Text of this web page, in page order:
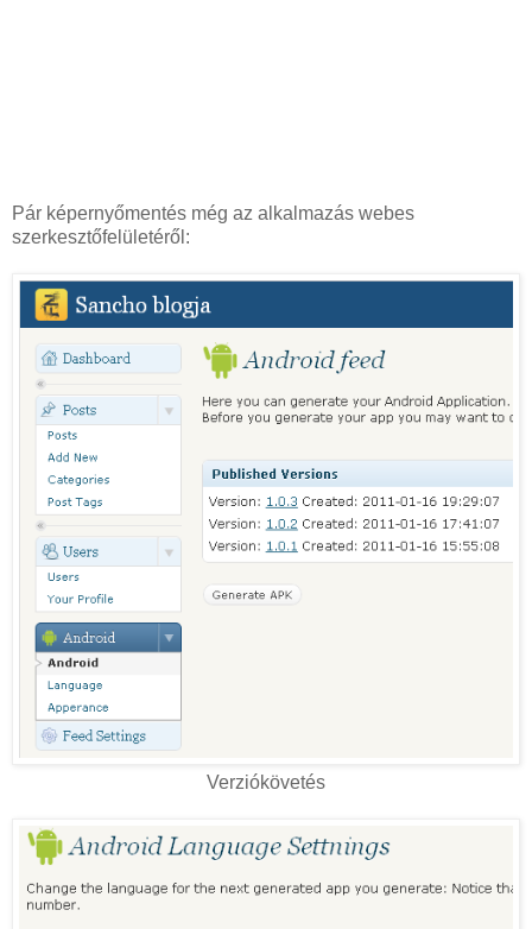
Pár képernyőmentés még az alkalmazás webes
szerkesztőfelületéről:
Verziókövetés